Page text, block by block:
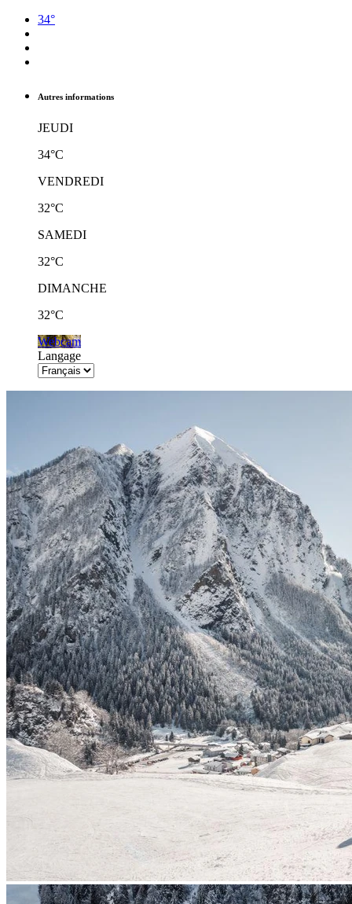
34°
Autres informations
JEUDI
34°C
VENDREDI
32°C
SAMEDI
32°C
DIMANCHE
32°C
Webcam
Langage